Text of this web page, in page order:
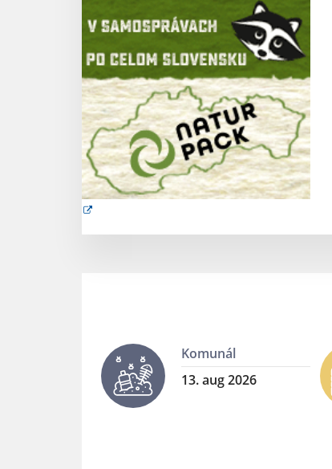
Program na zlepšenie kvality
ovzdušia zóna
Banskobystrický kraj -
Oznámenie o strategickom
dokumente
Čítať ďalej
Komunál
13. aug 2026